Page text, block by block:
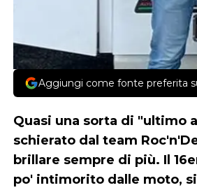
Aggiungi come fonte preferita
Quasi una sorta di "ultimo
schierato dal team
brillare sempre di più. Il
po' intimorito dalle moto,